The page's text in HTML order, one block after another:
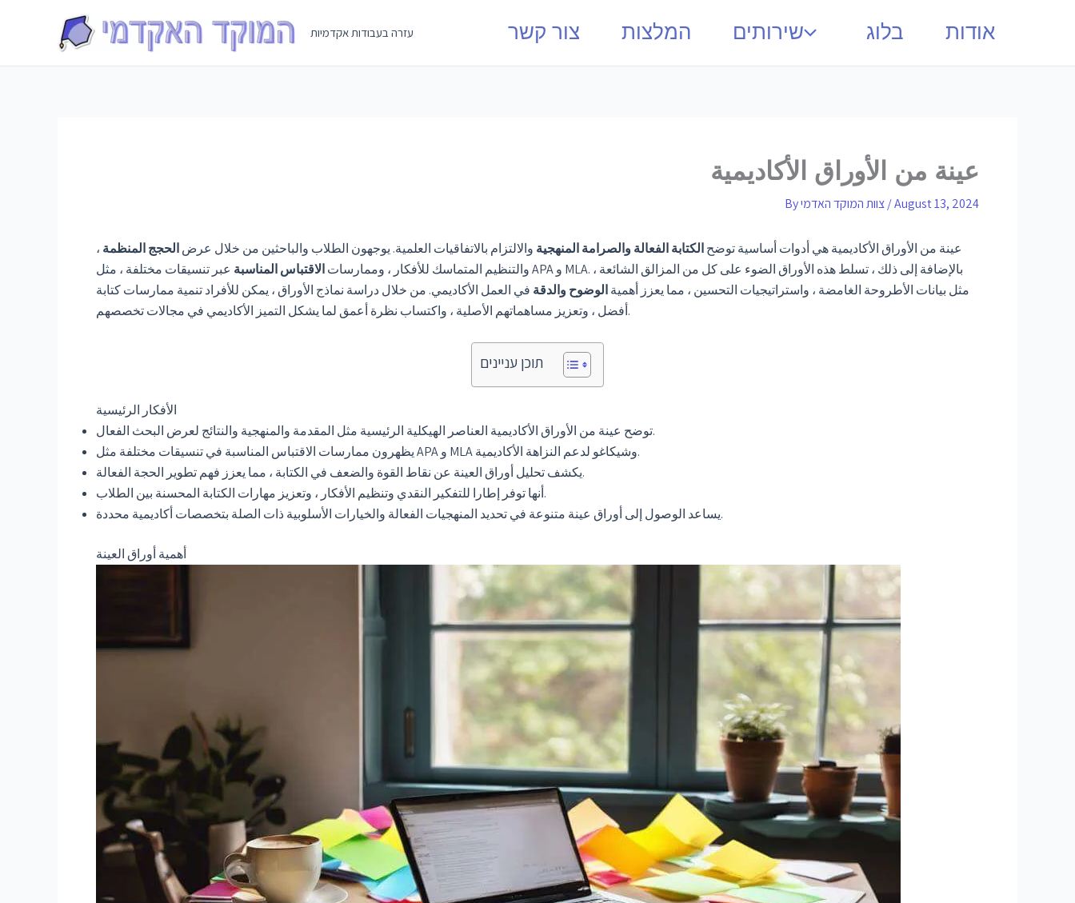
עזרה בעבודות אקדמיות צור קשר המלצות שירותים בלוג אודות
عينة من الأوراق الأكاديمية
By /August 13, 2024
عينة من الأوراق الأكاديمية هي أدوات أساسية توضحالكتابة الفعالةوالصرامة المنهجية والالتزام بالاتفاقيات العلمية. يوجهون الطلاب والباحثين من خلال عرضالحجج المنظمة ،
والتنظيم المتماسك للأفكار ، وممارساتالاقتباس المناسبة عبر تنسيقات مختلفة ، مثل APA و MLA. بالإضافة إلى ذلك ، تسلط هذه الأوراق الضوء على كل من المزالق الشائعة ،
مثل بيانات الأطروحة الغامضة ، واستراتيجيات التحسين ، مما يعزز أهميةالوضوح والدقة في العمل الأكاديمي. من خلال دراسة نماذج الأوراق ، يمكن للأفراد تنمية ممارسات كتابة
أفضل ، وتعزيز مساهماتهم الأصلية ، واكتساب نظرة أعمق لما يشكل التميز الأكاديمي في مجالات تخصصهم.
תוכן עניינים
الأفكار الرئيسية
توضح عينة من الأوراق الأكاديمية العناصر الهيكلية الرئيسية مثل المقدمة والمنهجية والنتائج لعرض البحث الفعال.
يظهرون ممارسات الاقتباس المناسبة في تنسيقات مختلفة مثل APA و MLA وشيكاغو لدعم النزاهة الأكاديمية.
يكشف تحليل أوراق العينة عن نقاط القوة والضعف في الكتابة ، مما يعزز فهم تطوير الحجة الفعالة.
أنها توفر إطارا للتفكير النقدي وتنظيم الأفكار ، وتعزيز مهارات الكتابة المحسنة بين الطلاب.
يساعد الوصول إلى أوراق عينة متنوعة في تحديد المنهجيات الفعالة والخيارات الأسلوبية ذات الصلة بتخصصات أكاديمية محددة.
أهمية أوراق العينة